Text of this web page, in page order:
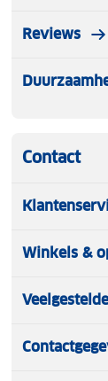
Reviews
Contact
Winkels &